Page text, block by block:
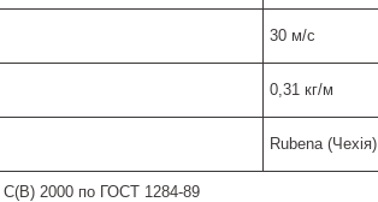
30 м/с
0,31 кг/м
Rubena (Чехія)
C(B) 2000 по ГОСТ 1284-89